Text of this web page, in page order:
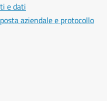
e dati
aziendale e protocollo